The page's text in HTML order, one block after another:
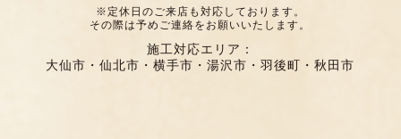
※定休日のご来店も対応しております。
その際は予めご連絡をお願いいたします。
施工対応エリア：
大仙市・仙北市・横手市・湯沢市・羽後町・秋田市